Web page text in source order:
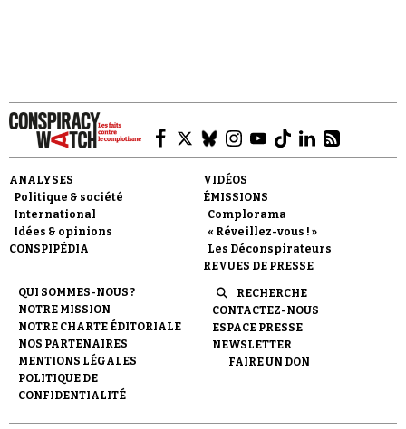
ANALYSES
Politique & société
International
Idées & opinions
CONSPIPÉDIA
VIDÉOS
ÉMISSIONS
Complorama
« Réveillez-vous ! »
Les Déconspirateurs
REVUES DE PRESSE
QUI SOMMES-NOUS ?
NOTRE MISSION
NOTRE CHARTE ÉDITORIALE
NOS PARTENAIRES
MENTIONS LÉGALES
POLITIQUE DE
CONFIDENTIALITÉ
RECHERCHE
CONTACTEZ-NOUS
ESPACE PRESSE
NEWSLETTER
FAIRE UN DON